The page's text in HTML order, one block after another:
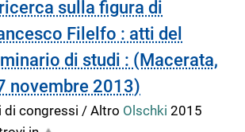
sulla figura di
Filelfo : atti del
di studi : (Macerata,
novembre 2013)
di congressi / Altro Olschki2015